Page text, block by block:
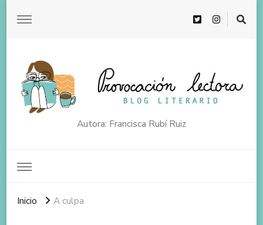
Autora: Francisca Rubí Ruiz
Inicio A culpa